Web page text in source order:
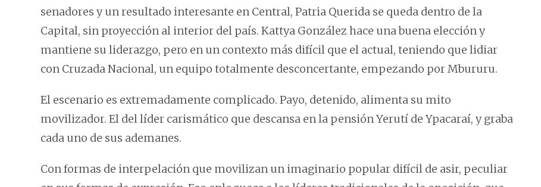
senadores y un resultado interesante en Central, Patria Querida se queda dentro de la
Capital, sin proyección al interior del país. Kattya González hace una buena elección y
mantiene su liderazgo, pero en un contexto más difícil que el actual, teniendo que lidiar
con Cruzada Nacional, un equipo totalmente desconcertante, empezando por Mbururu.
El escenario es extremadamente complicado. Payo, detenido, alimenta su mito
movilizador. El del líder carismático que descansa en la pensión Yerutí de Ypacaraí, y graba
cada uno de sus ademanes.
Con formas de interpelación que movilizan un imaginario popular difícil de asir, peculiar